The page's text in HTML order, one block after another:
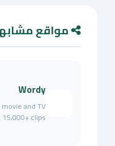
مواقع مشابهة (10
Wordy
and TV
clips...